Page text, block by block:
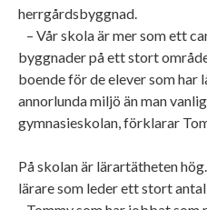
herrgårdsbyggnad.
– Vår skola är mer som ett
byggnader på ett stort
boende för de elever som har
annorlunda miljö än man
gymnasieskolan, förklarar
På skolan är lärartätheten
lärare som leder ett stort